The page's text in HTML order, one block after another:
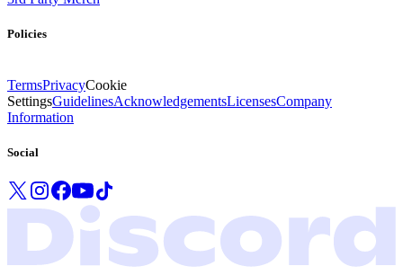
Policies
TermsPrivacyCookie
SettingsGuidelinesAcknowledgementsLicensesCompany
Information
Social